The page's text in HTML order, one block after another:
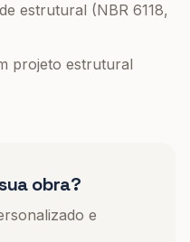
estrutural (NBR 6118,
projeto estrutural
obra?
e